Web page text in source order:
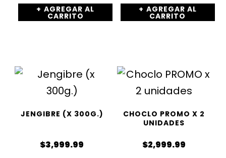
AGREGAR AL
CARRITO
AGREGAR AL
CARRITO
JENGIBRE (X 300G.)
$3,999.99
CHOCLO PROMO X 2
UNIDADES
$2,999.99